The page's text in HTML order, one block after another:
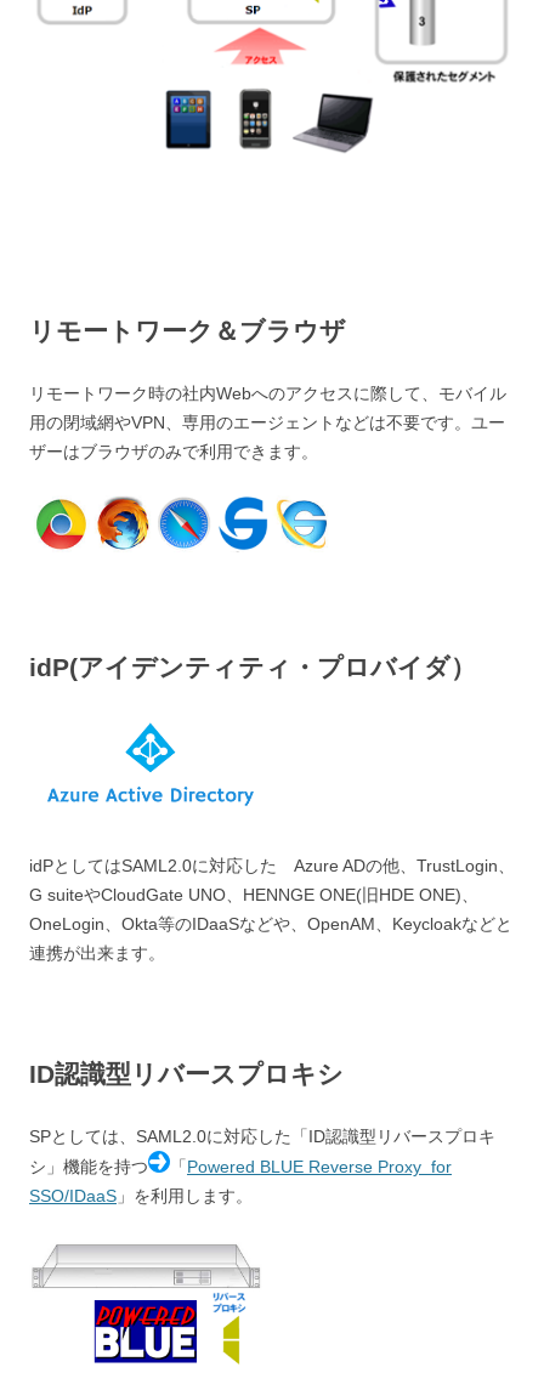
リモートワーク＆ブラウザ
リモートワーク時の社内Webへのアクセスに際して、モバイル
用の閉域網やVPN、専用のエージェントなどは不要です。ユー
ザーはブラウザのみで利用できます。
idP(アイデンティティ・プロバイダ）
idPとしてはSAML2.0に対応した Azure ADの他、TrustLogin、
G suiteやCloudGate UNO、HENNGE ONE(旧HDE ONE)、
OneLogin、Okta等のIDaaSなどや、OpenAM、Keycloakなどと
連携が出来ます。
ID認識型リバースプロキシ
SPとしては、SAML2.0に対応した「ID認識型リバースプロキ
シ」機能を持つ
「Powered BLUE Reverse Proxy for
SSO/IDaaS 」を利用します。